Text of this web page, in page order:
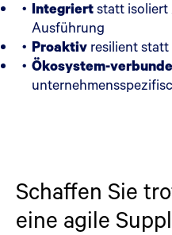
Integriertstatt isoliert
Ausführung
Proaktiv resilient
Ökosystem-
Schaffen Sie
eine agile